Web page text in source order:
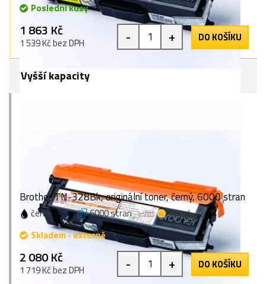
Poslední kusy
1 863 Kč
1 539 Kč bez DPH - + DO KOŠÍKU
Vyšší kapacity
Brother TN-328Bk, originální toner, černý, 6000 stran
černá 6000 stran
1 bod
Skladem - externě
2 080 Kč
1 719 Kč bez DPH - + DO KOŠÍKU